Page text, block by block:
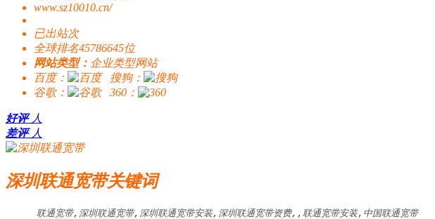
www.sz10010.cn/
已出站次
全球排名45786645位
网站类型： 企业类型网站
百度：
搜狗：
谷歌：
360：
好评 人
差评 人
深圳联通宽带关键词
联通宽带,深圳联通宽带,深圳联通宽带安装,深圳联通宽带资费,,联通宽带安装,中国联通宽带